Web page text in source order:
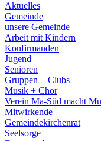
Aktuelles
Gemeinde
unsere Gemeinde
Arbeit mit Kindern
Konfirmanden
Jugend
Senioren
Gruppen + Clubs
Musik + Chor
Verein Ma-Süd macht
Mitwirkende
Gemeindekirchenrat
Seelsorge